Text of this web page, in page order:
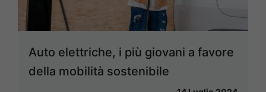
Auto elettriche, i più giovani a favore
della mobilità sostenibile